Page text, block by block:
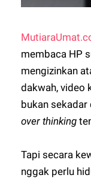
membaca HP
mengizinkan
dakwah, video
bukan
over thinking
Tapi secara
nggak perlu